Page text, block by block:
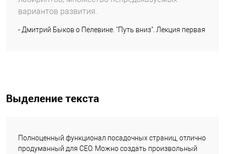
вариантов развития.
- Дмитрий Быков о Пелевине. "Путь вниз". Лекция первая
Выделение текста
Полноценный функционал посадочных страниц, отлично
продуманный для СЕО. Можно создать произвольный